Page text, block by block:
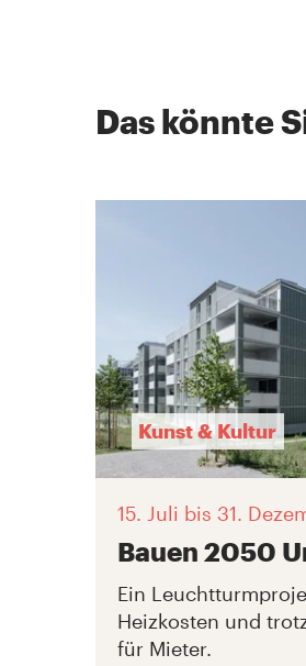
Das könnte
Kunst & Kultur
15. Juli bis 31.
Bauen 2050
Ein
Heizkosten und
für Mieter.